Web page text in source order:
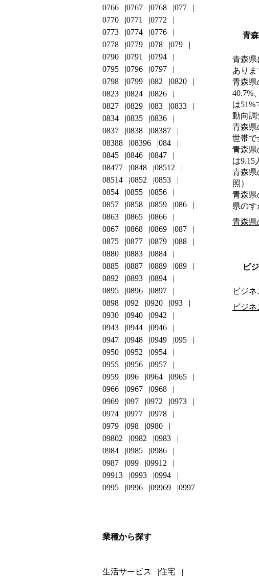
青
青森県
ありま
青森県
40.7%
は51%
動向調
青森県
世帯で
青森県
は9.15
青森県
照）
青森県
県のす
青森県
ビ
ビジ
ビジ
0766
0767 0768
077
0770
0771
0772
0773
0774
0776
0778
0779 078
079
0790
0791
0794
0795
0796
0797
0798
0799 082
0820
0823
0824
0826
0827
0829 083
0833
0834
0835
0836
0837
0838
08387
08388
08396
084
0845
0846
0847
08477
0848
08512
08514
0852
0853
0854
0855
0856
0857
0858 0859
086
0863
0865
0866
0867
0868 0869
087
0875
0877 0879
088
0880
0883
0884
0885
0887 0889
089
0892
0893
0894
0895
0896
0897
0898
092 0920
093
0930
0940
0942
0943
0944
0946
0947
0948 0949
095
0950
0952
0954
0955
0956
0957
0959
096 0964
0965
0966
0967
0968
0969
097 0972
0973
0974
0977
0978
0979
098
0980
09802
0982
0983
0984
0985
0986
0987
099
09912
09913
0993
0994
0995
0996 09969 0997
業種から探す
生活サービス 住宅